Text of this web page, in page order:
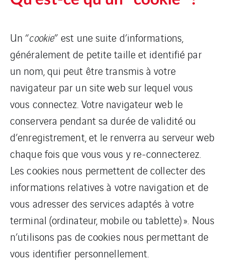
Un “cookie” est une suite d’informations,
généralement de petite taille et identifié par
un nom, qui peut être transmis à votre
navigateur par un site web sur lequel vous
vous connectez. Votre navigateur web le
conservera pendant sa durée de validité ou
d’enregistrement, et le renverra au serveur web
chaque fois que vous vous y re-connecterez.
Les cookies nous permettent de collecter des
informations relatives à votre navigation et de
vous adresser des services adaptés à votre
terminal (ordinateur, mobile ou tablette) ». Nous
n’utilisons pas de cookies nous permettant de
vous identifier personnellement.